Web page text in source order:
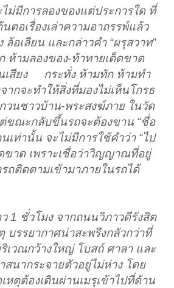
ไม่มีการลองของแต่ประการใด ที่
ตอเรื่องเล่าความอาถรรพ์แล้ว
อเลียน และกล่าวคำ “ผรุสวาท”
ห้ามลองของ-ท้าทายเด็ดขาด
นเสียง กระทั่ง ห้ามทัก ห้ามทำ
ากจะทำให้สิ่งที่มองไม่เห็นโกรธ
วนชาวบ้าน-พระสงฆ์ภาย ในวัด
ขณะกลับขึ้นรถจะต้องขาน “ชื่อ
เท่านั้น จะไม่มีการใช้คำว่า “ไป
ขาด เพราะเชื่อว่าวิญญาณที่อยู่
ถติดตามเข้ามาภายในรถได้
ว 1 ชั่วโมง จากถนนวิภาวดีรังสิต
บรรยากาศน่าสะพรึงกลัวกว่าที่
เวณกว้างใหญ่ โบสถ์ ศาลา และ
สนากระจายตัวอยู่ไม่ห่าง โดย
หตุต้องเดินผ่านเมรุเข้าไปที่ด้าน